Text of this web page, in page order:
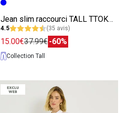
Jean slim raccourci TALL TTOKYO R01
4.5 (35 avis)
15.00€37.99€-60%
Collection Tall